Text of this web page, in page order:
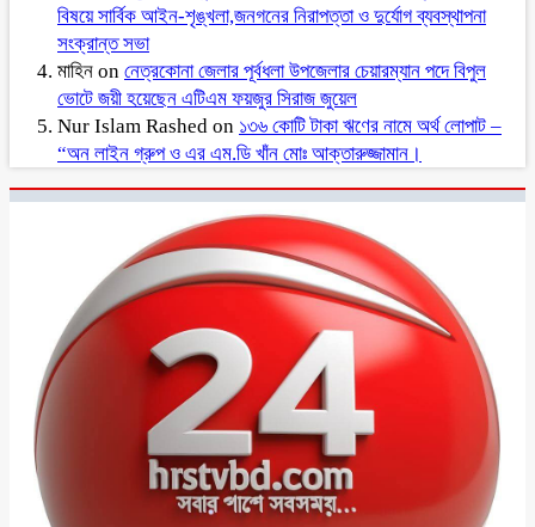
বিষয়ে সার্বিক আইন-শৃঙ্খলা,জনগনের নিরাপত্তা ও দুর্যোগ ব্যবস্থাপনা
সংক্রান্ত সভা
মাহিন on নেত্রকোনা জেলার পূর্বধলা উপজেলার চেয়ারম্যান পদে বিপুল
ভোটে জয়ী হয়েছেন এটিএম ফয়জুর সিরাজ জুয়েল
Nur Islam Rashed on ১৩৬ কোটি টাকা ঋণের নামে অর্থ লোপাট –
“অন লাইন গ্রুপ ও এর এম.ডি খাঁন মোঃ আক্তারুজ্জামান।